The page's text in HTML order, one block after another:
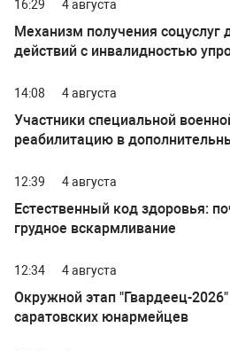
16:29 4 августа
Механизм получения соцуслуг
действий с инвалидностью
14:08 4 августа
Участники специальной
реабилитацию в
12:39 4 августа
Естественный код здоровья:
грудное вскармливание
12:34 4 августа
Окружной этап "Гвардеец-
саратовских юнармейцев